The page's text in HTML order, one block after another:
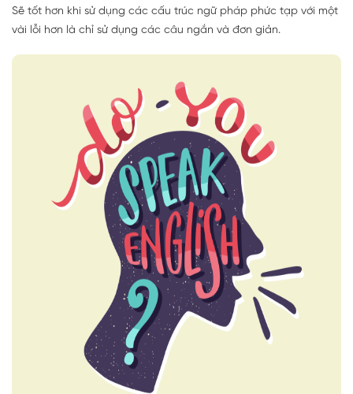
Sẽ tốt hơn khi sử dụng các cấu trúc ngữ pháp phức tạp với một
vài lỗi hơn là chỉ sử dụng các câu ngắn và đơn giản.